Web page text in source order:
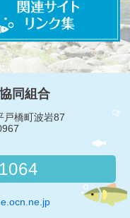
同組合
戸橋町波岩87